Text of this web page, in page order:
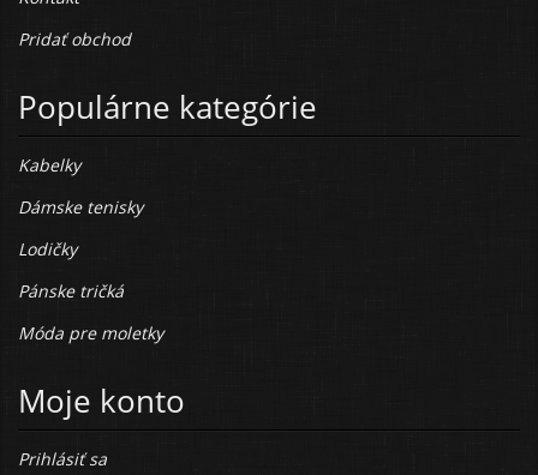
Pridať obchod
Populárne kategórie
Kabelky
Dámske tenisky
Lodičky
Pánske tričká
Móda pre moletky
Moje konto
Prihlásiť sa